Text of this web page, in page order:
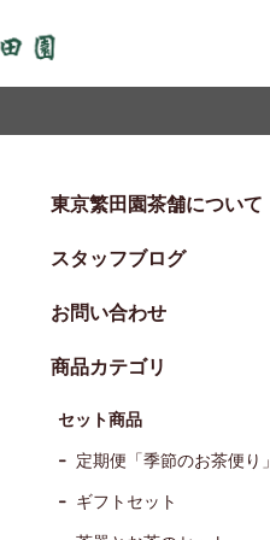
東京繁田園茶舗について
スタッフブログ
お問い合わせ
商品カテゴリ
セット商品
定期便「季節のお茶便り」
ギフトセット